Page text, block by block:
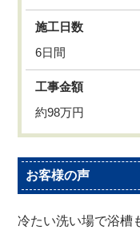
施工日数
6日間
工事金額
約98万円
お客様の声
冷たい洗い場で浴槽